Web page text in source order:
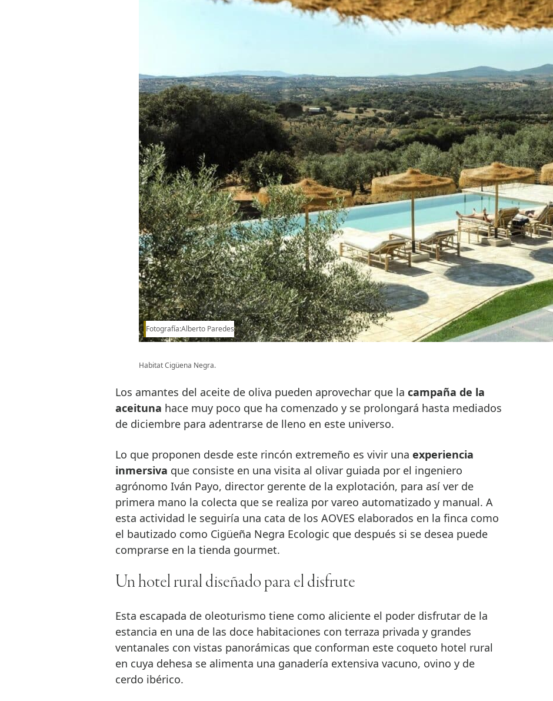
Fotografía:Alberto Paredes
Habitat Cigüena Negra.
Los amantes del aceite de oliva pueden aprovechar que la campaña de la
aceituna hace muy poco que ha comenzado y se prolongará hasta mediados
de diciembre para adentrarse de lleno en este universo.
Lo que proponen desde este rincón extremeño es vivir una experiencia
inmersiva que consiste en una visita al olivar guiada por el ingeniero
agrónomo Iván Payo, director gerente de la explotación, para así ver de
primera mano la colecta que se realiza por vareo automatizado y manual. A
esta actividad le seguiría una cata de los AOVES elaborados en la finca como
el bautizado como Cigüeña Negra Ecologic que después si se desea puede
comprarse en la tienda gourmet.
Un hotel rural diseñado para el disfrute
Esta escapada de oleoturismo tiene como aliciente el poder disfrutar de la
estancia en una de las doce habitaciones con terraza privada y grandes
ventanales con vistas panorámicas que conforman este coqueto hotel rural
en cuya dehesa se alimenta una ganadería extensiva vacuno, ovino y de
cerdo ibérico.